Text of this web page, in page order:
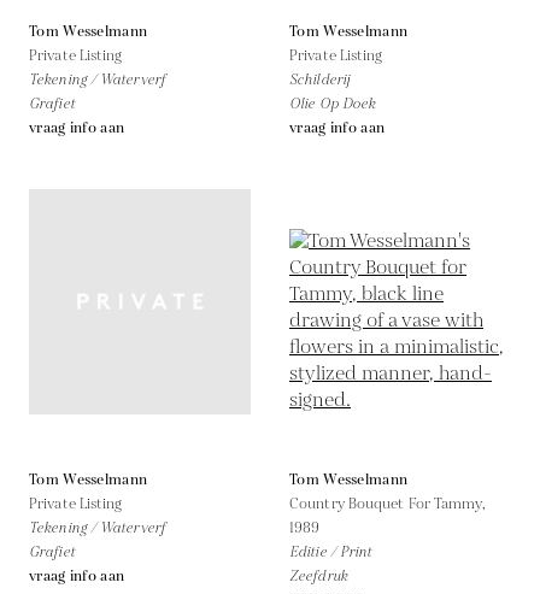
Tom Wesselmann
Private Listing
Tekening / Waterverf
Grafiet
vraag info aan
Tom Wesselmann
Private Listing
Schilderij
Olie Op Doek
vraag info aan
Tom Wesselmann
Private Listing
Tekening / Waterverf
Grafiet
vraag info aan
Tom Wesselmann
Country Bouquet For Tammy,
1989
Editie / Print
Zeefdruk